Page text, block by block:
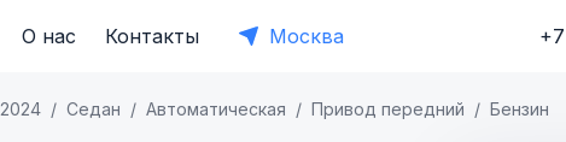
О нас Контакты Москва
2024 Седан Автоматическая Привод передний Бензин